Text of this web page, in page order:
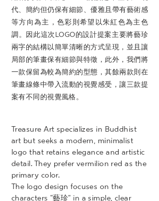
代、簡約但仍保有細節、優雅且帶有藝術感
等方向為主，色彩則希望以朱紅色為主色
調。因此這次LOGO的設計提案主要將藝珍
兩字的結構以簡單清晰的方式呈現，並且讓
局部的筆畫保有細節與特徵，此外，我們將
一款保留為較為簡約的型態，其餘兩款則在
筆畫線條中帶入流動的視覺感受，讓三款提
案有不同的視覺風格。
Treasure Art specializes in Buddhist
art but seeks a modern, minimalist
logo that retains elegance and artistic
detail. They prefer vermilion red as the
primary color.
The logo design focuses on the
characters "藝珍" in a simple, clear